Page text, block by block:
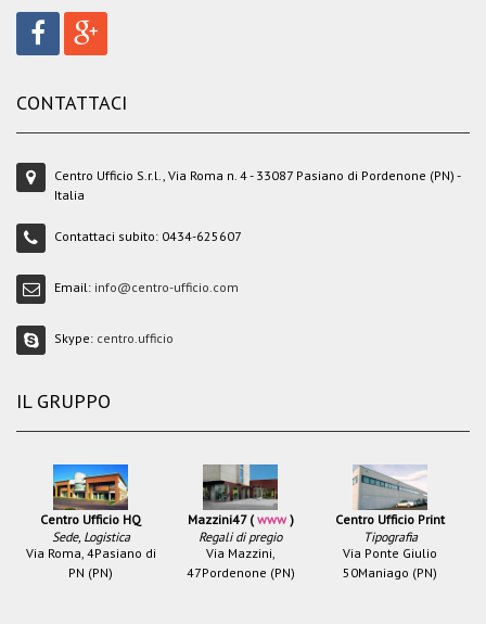
CONTATTACI
Centro Ufficio S.r.l., Via Roma n. 4 - 33087 Pasiano di Pordenone (PN) -
Italia
Contattaci subito: 0434-625607
Email: info@centro-ufficio.com
Skype: centro.ufficio
IL GRUPPO
Centro Ufficio HQ
Sede, Logistica
Via Roma, 4Pasiano di
PN (PN)
Mazzini47 (www )
Regali di pregio
Via Mazzini,
47Pordenone (PN)
Centro Ufficio Print
Tipografia
Via Ponte Giulio
50Maniago (PN)